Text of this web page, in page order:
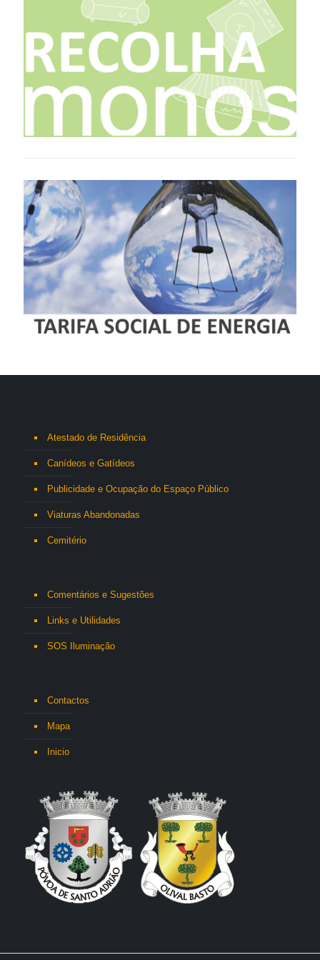
Atestado de Residência
Canídeos e Gatídeos
Publicidade e Ocupação do Espaço Público
Viaturas Abandonadas
Cemitério
Comentários e Sugestões
Links e Utilidades
SOS Iluminação
Contactos
Mapa
Inicio